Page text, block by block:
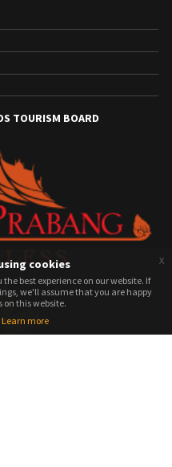
TOURISM BOARD
best experience on our website. If
we'll assume that you are happy
on this website.
cookies
best experience on our website. If
we'll assume that you are happy
on this website.
Learn more
x